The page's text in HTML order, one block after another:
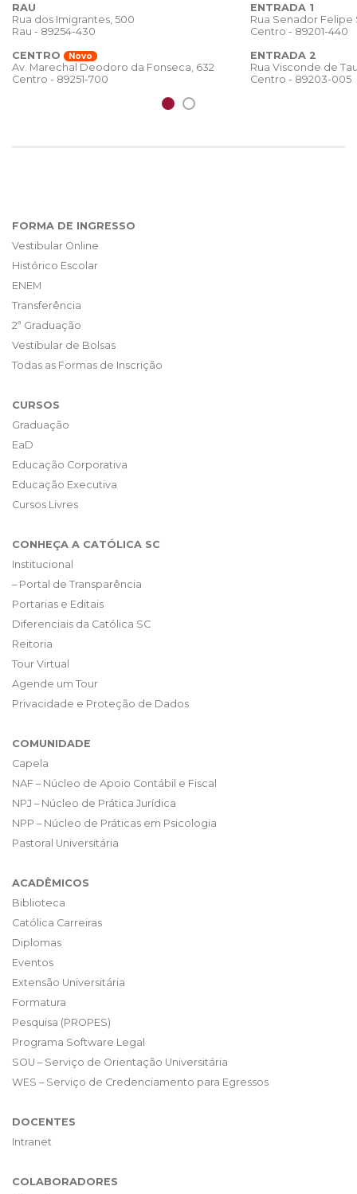
RAU
Rua dos Imigrantes, 500
Rau - 89254-430
CENTRO
Novo
Av. Marechal Deodoro da Fonseca, 632
Centro - 89251-700
ENTRADA 1
Rua Senador
Centro - 89201-440
ENTRADA 2
Rua Visconde de
Centro - 89203-005
FORMA DE INGRESSO
Vestibular Online
Histórico Escolar
ENEM
Transferência
2ª Graduação
Vestibular de Bolsas
Todas as Formas de Inscrição
CURSOS
Graduação
EaD
Educação Corporativa
Educação Executiva
Cursos Livres
CONHEÇA A CATÓLICA SC
Institucional
– Portal de Transparência
Portarias e Editais
Diferenciais da Católica SC
Reitoria
Tour Virtual
Agende um Tour
Privacidade e Proteção de Dados
COMUNIDADE
Capela
NAF – Núcleo de Apoio Contábil e Fiscal
NPJ – Núcleo de Prática Jurídica
NPP – Núcleo de Práticas em Psicologia
Pastoral Universitária
ACADÊMICOS
Biblioteca
Católica Carreiras
Diplomas
Eventos
Extensão Universitária
Formatura
Pesquisa (PROPES)
Programa Software Legal
SOU – Serviço de Orientação Universitária
WES – Serviço de Credenciamento para Egressos
DOCENTES
Intranet
COLABORADORES